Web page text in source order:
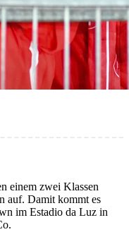
einem zwei Klassen
auf. Damit kommt es
im Estadio da Luz in